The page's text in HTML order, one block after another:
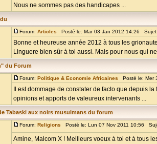
Nous ne sommes pas des handicapes ...
Forum: Articles Posté le: Mar 03 Jan 2012 14:26
Bonne et heureuse année 2012 à tous les
Linguere bien sûr à toi aussi. Mais pour nous qui
du Forum
Forum: Politique & Economie Africaines Posté le: Mer
Il est dommage de constater de facto que depuis
opinions et apports de valeureux intervenants ...
Tabaski aux noirs musulmans du forum
Forum: Religions Posté le: Lun 07 Nov 2011 10:56
Amine, Malcom X ! Meilleurs voeux à toi et à tous